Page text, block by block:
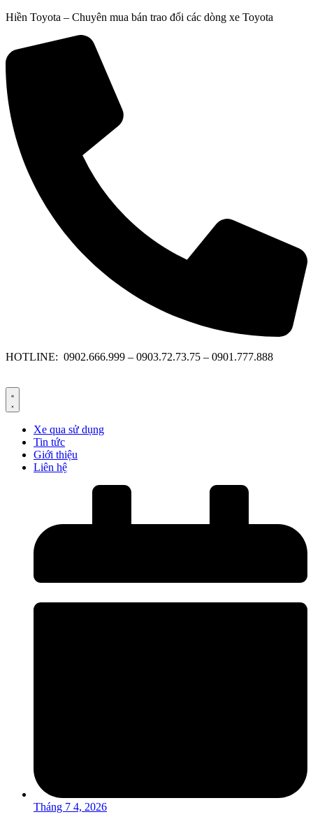
Chuyển
dung
Hiền Toyota – Chuyên mua bán trao đổi các dòng xe Toyota
HOTLINE: 0902.666.999 – 0903.72.73.75 – 0901.777.888
Xe qua sử dụng
Tin tức
Giới thiệu
Liên hệ
Tháng 7 4, 2026